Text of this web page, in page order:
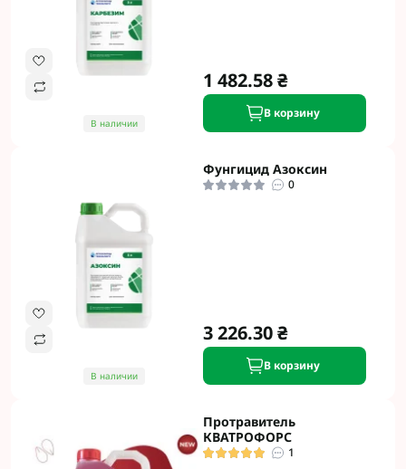
В наличии
1 482.58 ₴
В корзину
В наличии
Фунгицид Азоксин
0
3 226.30 ₴
В корзину
Протравитель
КВАТРОФОРС
1